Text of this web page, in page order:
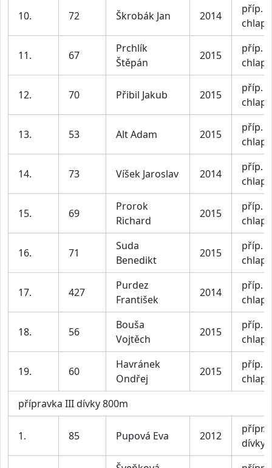
10. 72 Škrobák Jan 2014
příp.
11. 67
Prchlík
Štěpán
2015
příp.
12. 70 Přibil Jakub 2015
příp.
13. 53 Alt Adam 2015
příp.
14. 73 Víšek Jaroslav 2014
příp.
15. 69
Prorok
Richard
2015
příp.
16. 71
Suda
Benedikt
2015
příp.
17. 427
Purdez
František
2014
příp.
18. 56
Bouša
Vojtěch
2015
příp.
19. 60
Havránek
Ondřej
2015
příp.
přípravka III dívky 800m
1. 85 Pupová Eva 2012
přípr.
dívky